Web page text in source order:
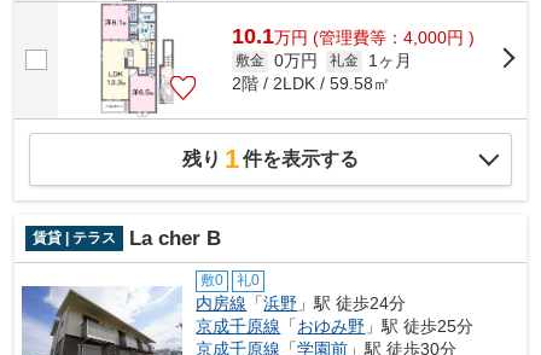
10.1万円 (管理費等：4,000円 )
敷金 0万円 礼金
1ヶ月
2階 / 2LDK / 59.58㎡
残り 1件を表示する
賃貸 | テラス La cher B
敷0 礼0
内房線 「浜野 」駅 徒歩24分
京成千原線 「おゆみ野 」駅 徒歩25分
京成千原線 「学園前 」駅 徒歩30分